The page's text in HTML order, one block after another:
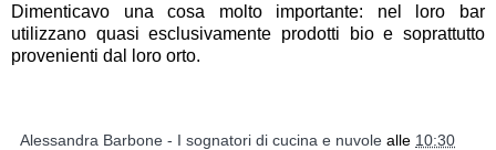
Dimenticavo una cosa molto importante: nel loro bar
utilizzano quasi esclusivamente prodotti bio e soprattutto
provenienti dal loro orto.
Alessandra Barbone - I sognatori di cucina e nuvole alle 10:30